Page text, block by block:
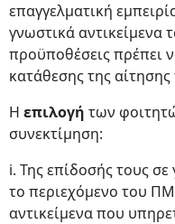
επαγγελματική
γνωστικά αντικείμενα
προϋποθέσεις πρέπει
κατάθεσης της
Η επιλογή των
συνεκτίμηση:
i. Της επίδοσής τους σε
το περιεχόμενο του
αντικείμενα που